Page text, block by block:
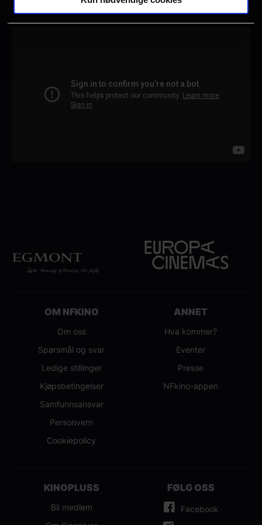
OM NFKINO
Om oss
Spørsmål og svar
Ledige stillinger
Kjøpsbetingelser
Samfunnsansvar
Personvern
Cookiepolicy
ANNET
Hva kommer?
Eventer
Presse
NFkino-appen
KINOPLUSS
Bli medlem
FØLG OSS
Facebook